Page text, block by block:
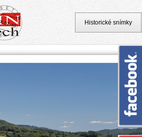
Historické snímky